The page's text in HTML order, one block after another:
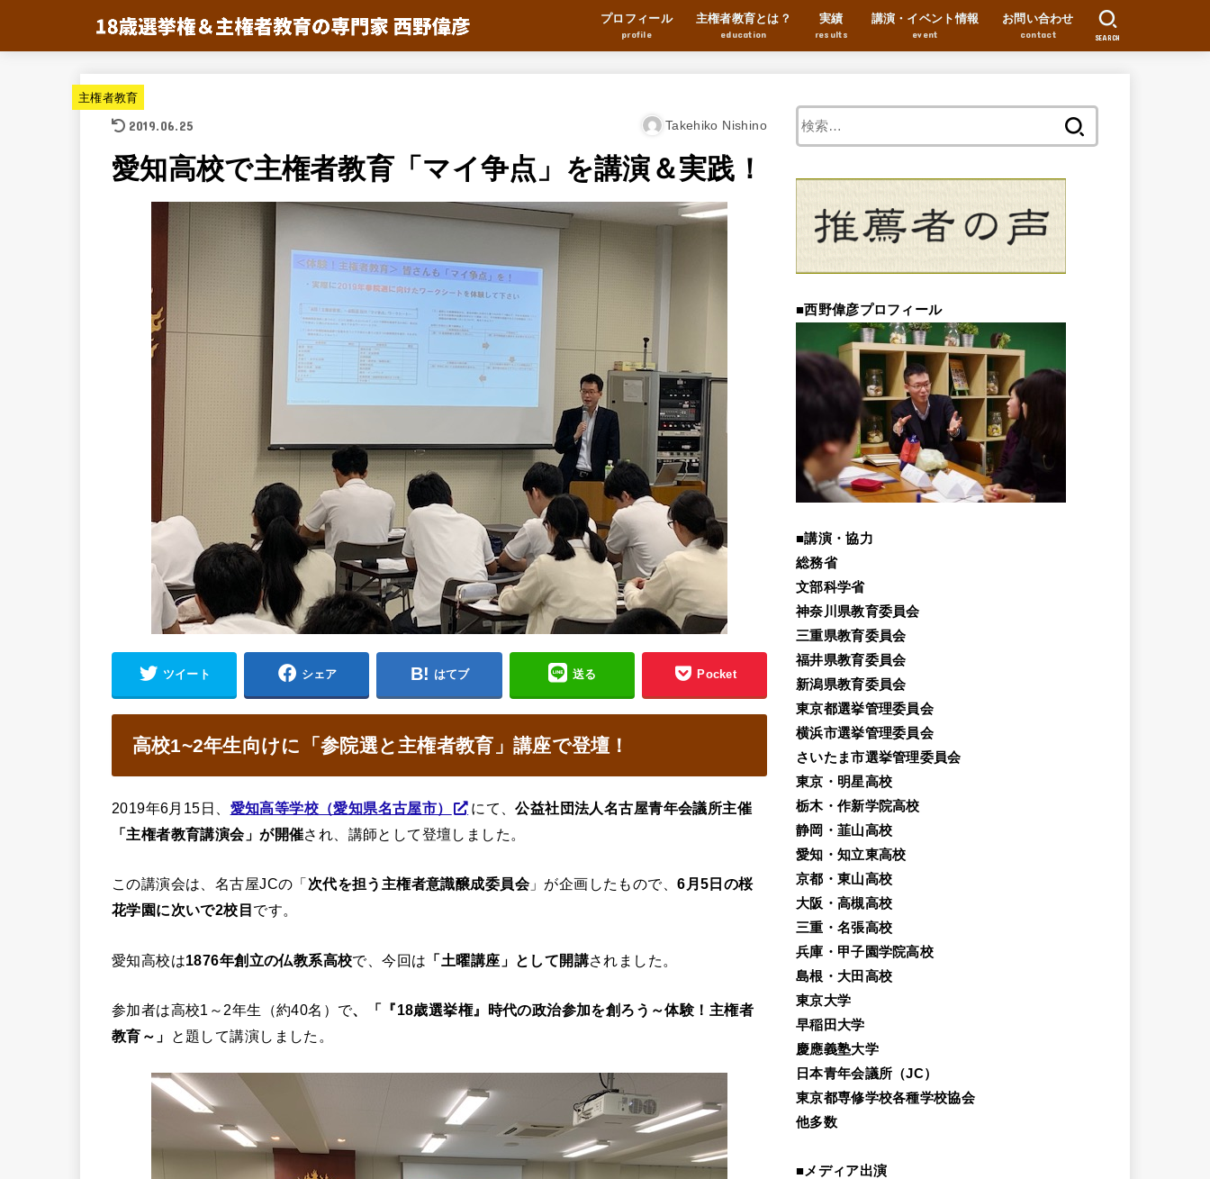
プロフィール
profile
主権者教育とは？
education
実績
results
講演・イベント情報
event
お問い合わせ
contact SEARCH
主権者教育
2019.06.25 Takehiko Nishino
愛知高校で主権者教育「マイ争点」を講演＆実践！
ツイート シェア はてブ 送る Pocket
高校1~2年生向けに「参院選と主権者教育」講座で登壇！
2019年6月15日、 愛知高等学校（愛知県名古屋市） にて、公益社団法人名古屋青年会議所主催
「主権者教育講演会」が開催され、講師として登壇しました。
この講演会は、名古屋JCの「次代を担う主権者意識醸成委員会」が企画したもので、6月5日の桜
花学園に次いで2校目です。
愛知高校は1876年創立の仏教系高校で、今回は 「土曜講座」として開講されました。
参加者は高校1～2年生（約40名）で、「『18歳選挙権』時代の政治参加を創ろう～体験！主権者
教育～」
と題して講演しました。
■西野偉彦プロフィール
■講演・協力
総務省
文部科学省
神奈川県教育委員会
三重県教育委員会
福井県教育委員会
新潟県教育委員会
東京都選挙管理委員会
横浜市選挙管理委員会
さいたま市選挙管理委員会
東京・明星高校
栃木・作新学院高校
静岡・韮山高校
愛知・知立東高校
京都・東山高校
大阪・高槻高校
三重・名張高校
兵庫・甲子園学院高校
島根・大田高校
東京大学
早稲田大学
慶應義塾大学
日本青年会議所（JC）
東京都専修学校各種学校協会
他多数
■メディア出演